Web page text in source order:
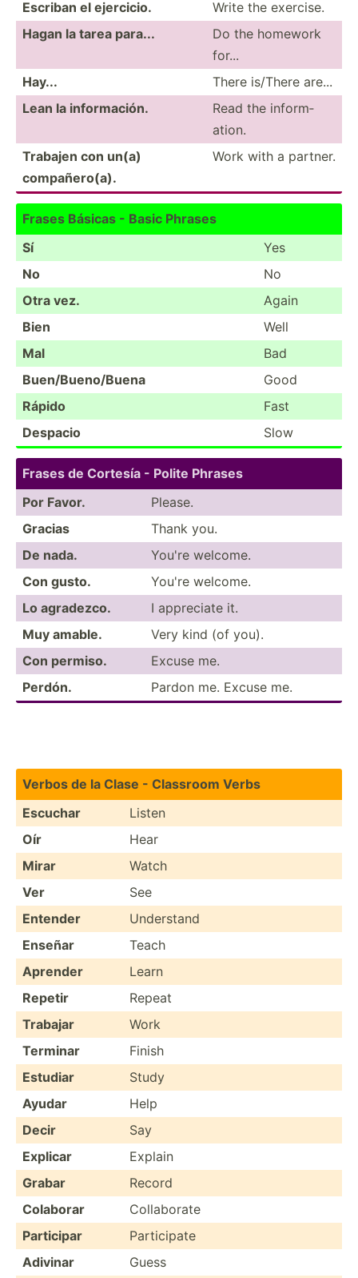
Escriban el ejercicio.
Write the exercise.
Hagan la tarea para...
Do the homework
for...
Hay...
There is/There are...
Lean la inform­ación.
Read the inform­
ation.
Trabajen con un(a)
compañ­ero(a).
Work with a partner.
Frases Básicas - Basic Phrases
Sí
Yes
No
No
Otra vez.
Again
Bien
Well
Mal
Bad
Buen/B­uen­o/Buena
Good
Rápido
Fast
Despacio
Slow
Frases de Cortesía - Polite Phrases
Por Favor.
Please.
Gracias
Thank you.
De nada.
You're welcome.
Con gusto.
You're welcome.
Lo agradezco.
I appreciate it.
Muy amable.
Very kind (of you).
Con permiso.
Excuse me.
Perdón.
Pardon me. Excuse me.
Verbos de la Clase - Classroom Verbs
Escuchar
Listen
Oír
Hear
Mirar
Watch
Ver
See
Entender
Understand
Enseñar
Teach
Aprender
Learn
Repetir
Repeat
Trabajar
Work
Terminar
Finish
Estudiar
Study
Ayudar
Help
Decir
Say
Explicar
Explain
Grabar
Record
Colaborar
Collab­orate
Participar
Partic­ipate
Adivinar
Guess